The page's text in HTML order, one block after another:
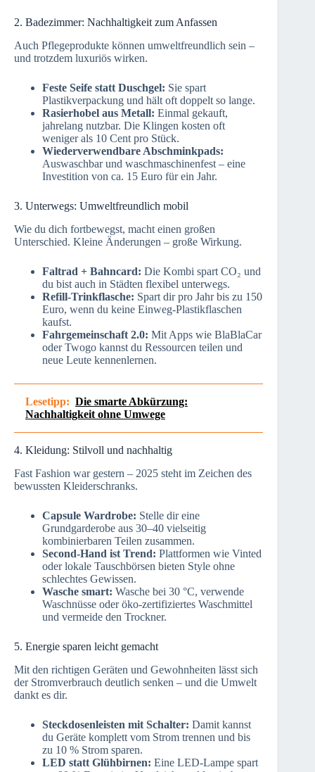
2. Badezimmer: Nachhaltigkeit zum Anfassen
Auch Pflegeprodukte können umweltfreundlich sein –
und trotzdem luxuriös wirken.
Feste Seife statt Duschgel: Sie spart
Plastikverpackung und hält oft doppelt so lange.
Rasierhobel aus Metall: Einmal gekauft,
jahrelang nutzbar. Die Klingen kosten oft
weniger als 10 Cent pro Stück.
Wiederverwendbare Abschminkpads:
Auswaschbar und waschmaschinenfest – eine
Investition von ca. 15 Euro für ein Jahr.
3. Unterwegs: Umweltfreundlich mobil
Wie du dich fortbewegst, macht einen großen
Unterschied. Kleine Änderungen – große Wirkung.
Faltrad + Bahncard: Die Kombi spart CO₂ und
du bist auch in Städten flexibel unterwegs.
Refill-Trinkflasche: Spart dir pro Jahr bis zu 150
Euro, wenn du keine Einweg-Plastikflaschen
kaufst.
Fahrgemeinschaft 2.0: Mit Apps wie BlaBlaCar
oder Twogo kannst du Ressourcen teilen und
neue Leute kennenlernen.
Lesetipp: Die smarte Abkürzung:
Nachhaltigkeit ohne Umwege
4. Kleidung: Stilvoll und nachhaltig
Fast Fashion war gestern – 2025 steht im Zeichen des
bewussten Kleiderschranks.
Capsule Wardrobe: Stelle dir eine
Grundgarderobe aus 30–40 vielseitig
kombinierbaren Teilen zusammen.
Second-Hand ist Trend: Plattformen wie Vinted
oder lokale Tauschbörsen bieten Style ohne
schlechtes Gewissen.
Wasche smart: Wasche bei 30 °C, verwende
Waschnüsse oder öko-zertifiziertes Waschmittel
und vermeide den Trockner.
5. Energie sparen leicht gemacht
Mit den richtigen Geräten und Gewohnheiten lässt sich
der Stromverbrauch deutlich senken – und die Umwelt
dankt es dir.
Steckdosenleisten mit Schalter: Damit kannst
du Geräte komplett vom Strom trennen und bis
zu 10 % Strom sparen.
LED statt Glühbirnen: Eine LED-Lampe spart